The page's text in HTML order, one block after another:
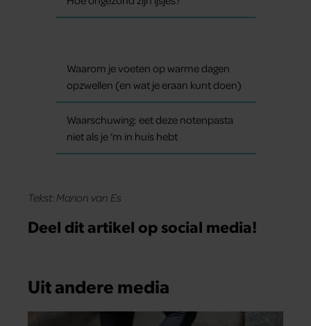
Waarom je voeten op warme dagen
opzwellen (en wat je eraan kunt doen)
Waarschuwing: eet deze notenpasta
niet als je ‘m in huis hebt
Tekst: Marion van Es
Deel dit artikel op social media!
Uit andere media